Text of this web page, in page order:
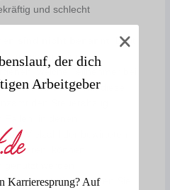
und schlecht
: Laut
muss aus einem
wurden. Fehlt diese
den Steuerabzug
die Vielzahl der bewirteten
wären, können
werden.
Dokumentation: Achten Sie
der dich
Arbeitgeber
Karrieresprung? Auf